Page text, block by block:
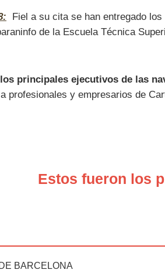
Fiel a su cita se han entregado
de la Escuela Técnica
principales ejecutivos de las
profesionales y empresarios de
Estos fueron los
BARCELONA